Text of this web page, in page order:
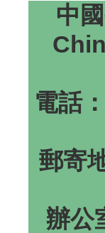
中
電話
郵寄
辦公